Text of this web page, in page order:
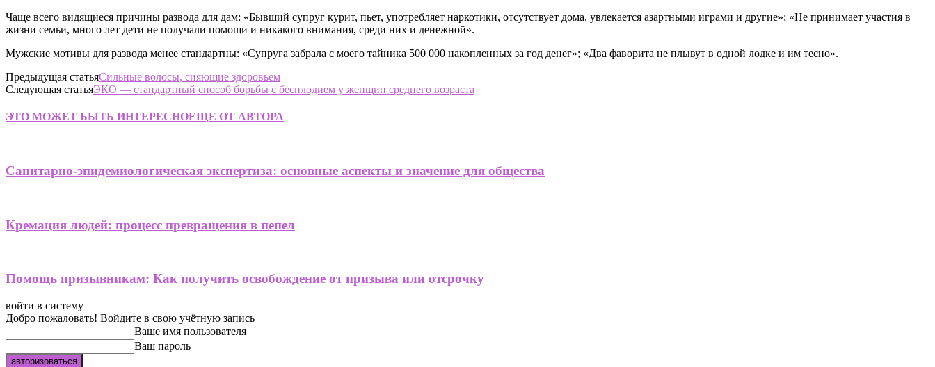
Чаще всего видящиеся причины развода для дам: «Бывший супруг курит, пьет, употребляет наркотики, отсутствует дома, увлекается азартными играми и другие»; «Не принимает участия в
жизни семьи, много лет дети не получали помощи и никакого внимания, среди них и денежной».
Мужские мотивы для развода менее стандартны: «Супруга забрала с моего тайника 500 000 накопленных за год денег»; «Два фаворита не плывут в одной лодке и им тесно».
Предыдущая статьяСильные волосы, сияющие здоровьем
Следующая статьяЭКО — стандартный способ борьбы с бесплодием у женщин среднего возраста
ЭТО МОЖЕТ БЫТЬ ИНТЕРЕСНОЕЩЕ ОТ АВТОРА
Санитарно-эпидемиологическая экспертиза: основные аспекты и значение для общества
Кремация людей: процесс превращения в пепел
Помощь призывникам: Как получить освобождение от призыва или отсрочку
войти в систему
Добро пожаловать! Войдите в свою учётную запись
Ваше имя пользователя
Ваш пароль